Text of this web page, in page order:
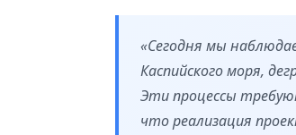
«Сегодня мы
Каспийского моря,
Эти процессы
что реализация